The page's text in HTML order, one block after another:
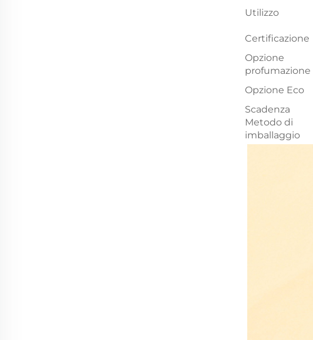
Utilizzo
Certificazione
Opzione
profumazione
Opzione Eco
Scadenza
Metodo di
imballaggio